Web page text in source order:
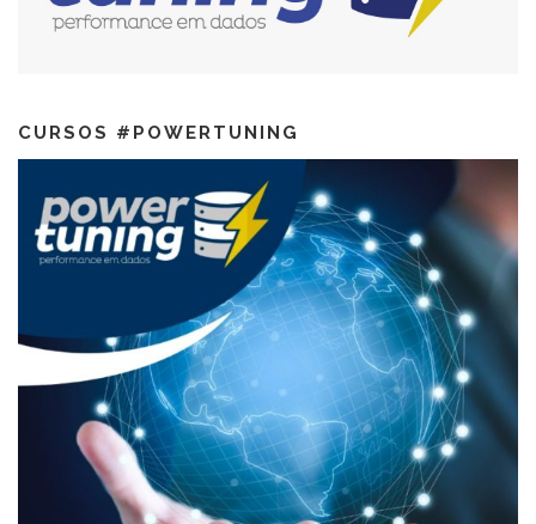
CURSOS #POWERTUNING